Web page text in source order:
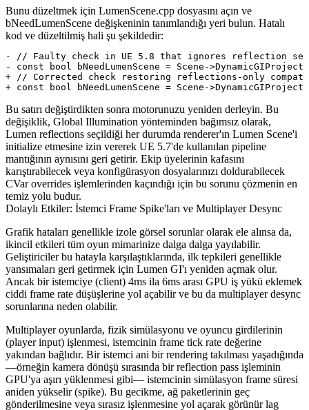
Bunu düzeltmek için LumenScene.cpp dosyasını açın ve
bNeedLumenScene değişkeninin tanımlandığı yeri bulun. Hatalı
kod ve düzeltilmiş hali şu şekildedir:
- // Faulty check in UE 5.8 that ignores reflection
- const bool bNeedLumenScene = Scene-
+ // Corrected check restoring reflections-only
Bu satırı değiştirdikten sonra motorunuzu yeniden derleyin. Bu
değişiklik, Global Illumination yönteminden bağımsız olarak,
Lumen reflections seçildiği her durumda renderer'ın Lumen Scene'i
initialize etmesine izin vererek UE 5.7'de kullanılan pipeline
mantığının aynısını geri getirir. Ekip üyelerinin kafasını
karıştırabilecek veya konfigürasyon dosyalarınızı doldurabilecek
CVar overrides işlemlerinden kaçındığı için bu sorunu çözmenin en
temiz yolu budur.
Dolaylı Etkiler: İstemci Frame Spike'ları ve Multiplayer Desync
Grafik hataları genellikle izole görsel sorunlar olarak ele alınsa da,
ikincil etkileri tüm oyun mimarinize dalga dalga yayılabilir.
Geliştiriciler bu hatayla karşılaştıklarında, ilk tepkileri genellikle
yansımaları geri getirmek için Lumen GI'ı yeniden açmak olur.
Ancak bir istemciye (client) 4ms ila 6ms arası GPU iş yükü eklemek
ciddi frame rate düşüşlerine yol açabilir ve bu da multiplayer desync
sorunlarına neden olabilir.
Multiplayer oyunlarda, fizik simülasyonu ve oyuncu girdilerinin
(player input) işlenmesi, istemcinin frame tick rate değerine
yakından bağlıdır. Bir istemci ani bir rendering takılması yaşadığında
—örneğin kamera dönüşü sırasında bir reflection pass işleminin
GPU'ya aşırı yüklenmesi gibi— istemcinin simülasyon frame süresi
aniden yükselir (spike). Bu gecikme, ağ paketlerinin geç
gönderilmesine veya sırasız işlenmesine yol açarak görünür lag